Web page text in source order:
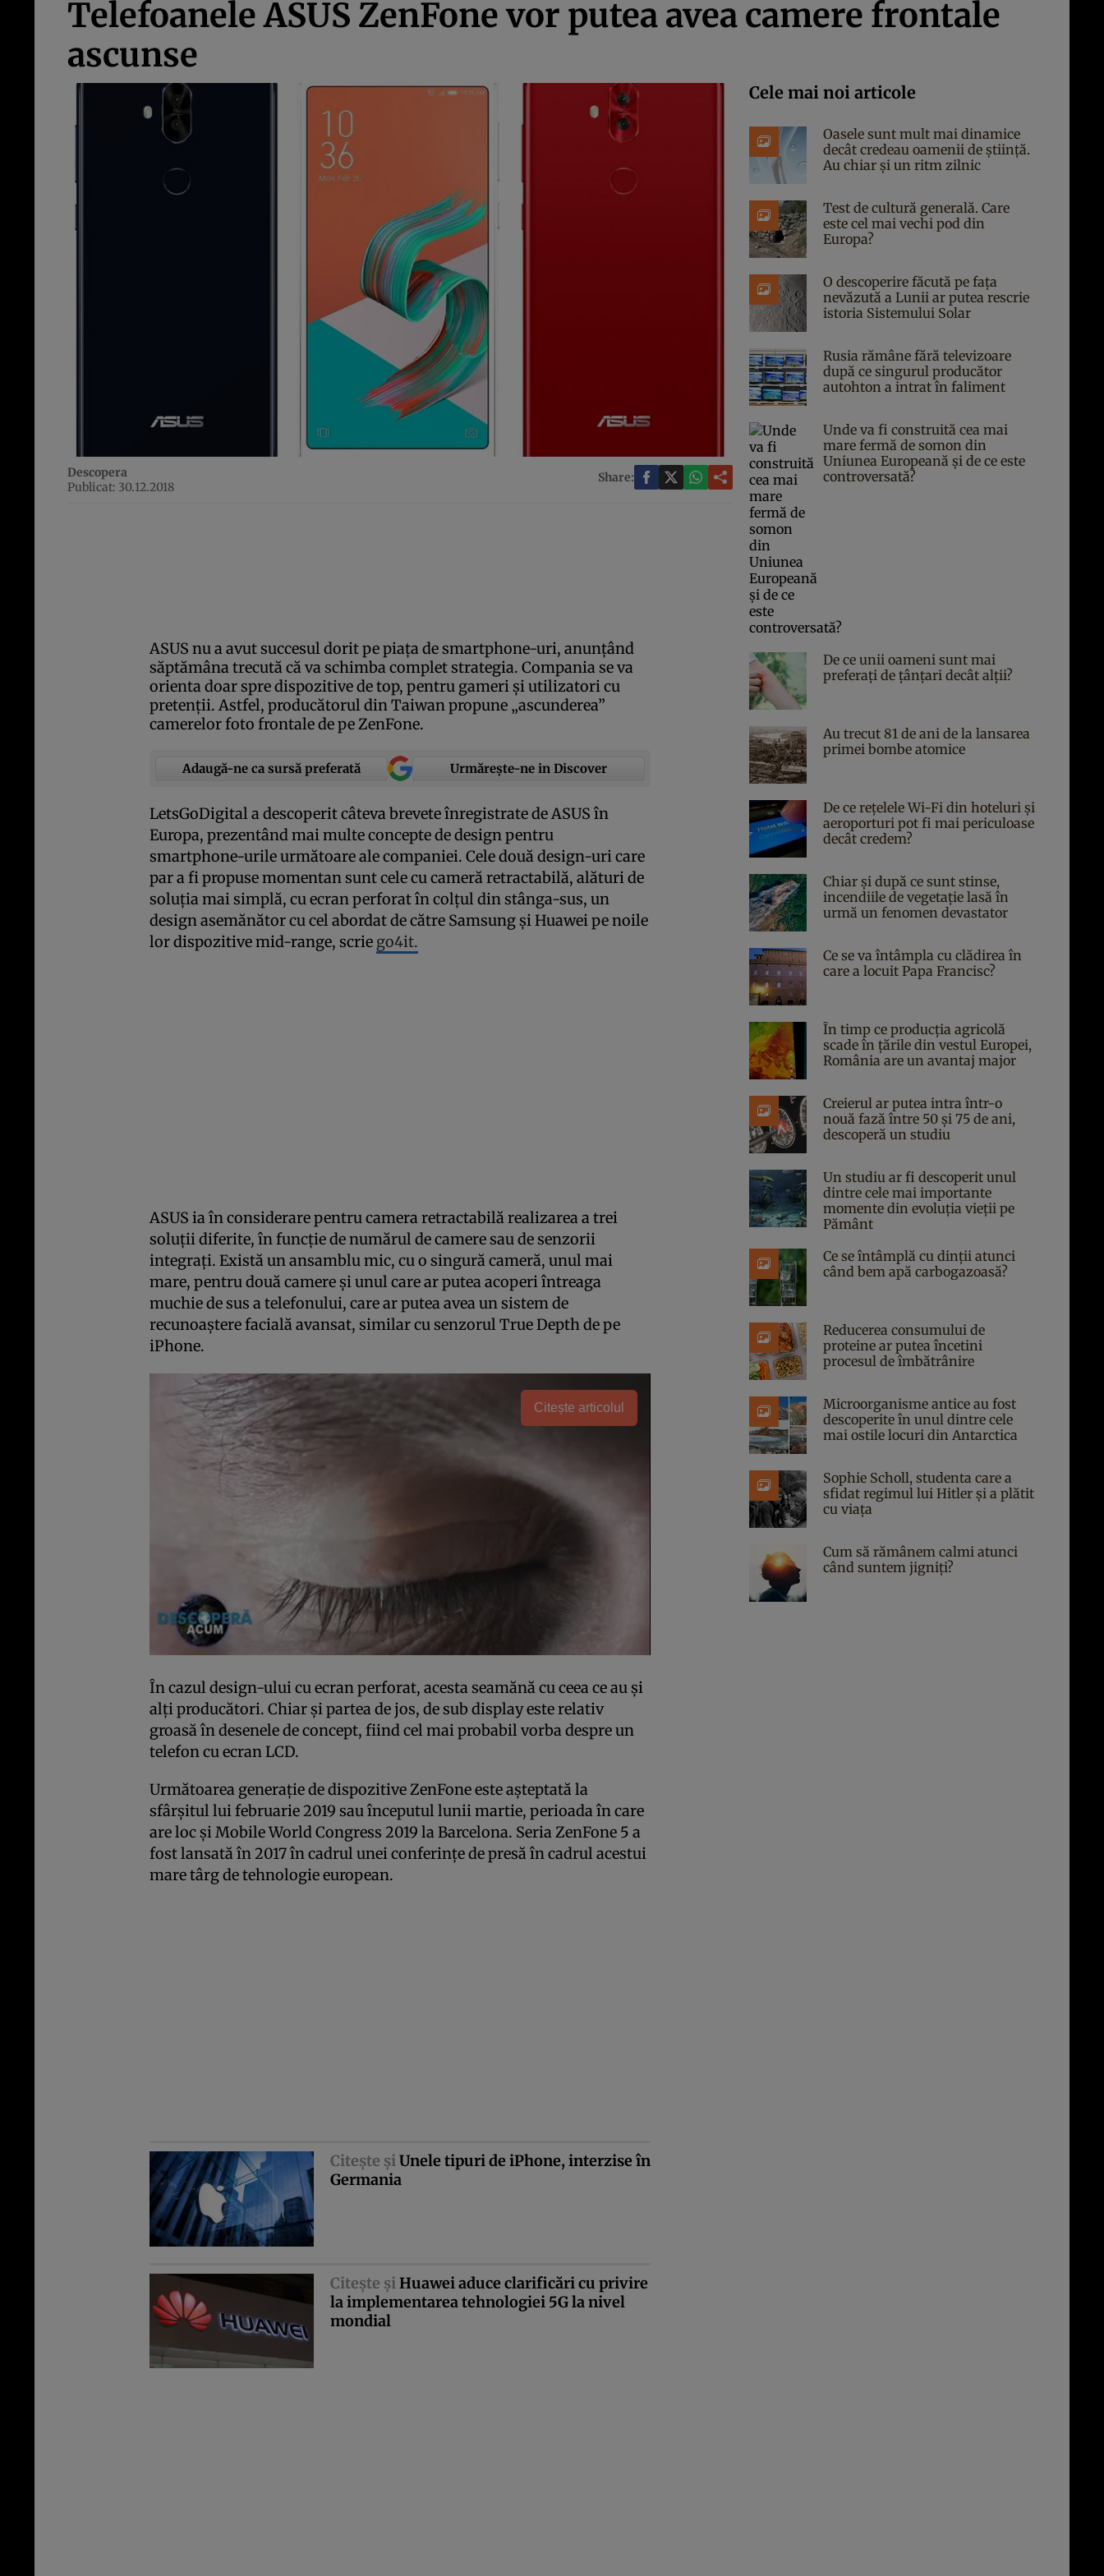
Telefoanele ASUS ZenFone vor putea avea camere frontale
ascunse
Descopera
Publicat: 30.12.2018
Share:
ASUS nu a avut succesul dorit pe piaţa de smartphone-uri, anunţând
săptămâna trecută că va schimba complet strategia. Compania se va
orienta doar spre dispozitive de top, pentru gameri şi utilizatori cu
pretenţii. Astfel, producătorul din Taiwan propune „ascunderea”
camerelor foto frontale de pe ZenFone.
Adaugă-ne ca sursă preferată Urmărește-ne in Discover
LetsGoDigital a descoperit câteva brevete înregistrate de ASUS în
Europa, prezentând mai multe concepte de design pentru
smartphone-urile următoare ale companiei. Cele două design-uri care
par a fi propuse momentan sunt cele cu cameră retractabilă, alături de
soluţia mai simplă, cu ecran perforat în colţul din stânga-sus, un
design asemănător cu cel abordat de către Samsung şi Huawei pe noile
lor dispozitive mid-range, scrie go4it.
ASUS ia în considerare pentru camera retractabilă realizarea a trei
soluţii diferite, în funcţie de numărul de camere sau de senzorii
integraţi. Există un ansamblu mic, cu o singură cameră, unul mai
mare, pentru două camere şi unul care ar putea acoperi întreaga
muchie de sus a telefonului, care ar putea avea un sistem de
recunoaştere facială avansat, similar cu senzorul True Depth de pe
iPhone.
Citește articolul
În cazul design-ului cu ecran perforat, acesta seamănă cu ceea ce au şi
alţi producători. Chiar şi partea de jos, de sub display este relativ
groasă în desenele de concept, fiind cel mai probabil vorba despre un
telefon cu ecran LCD.
Următoarea generaţie de dispozitive ZenFone este aşteptată la
sfârşitul lui februarie 2019 sau începutul lunii martie, perioada în care
are loc şi Mobile World Congress 2019 la Barcelona. Seria ZenFone 5 a
fost lansată în 2017 în cadrul unei conferinţe de presă în cadrul acestui
mare târg de tehnologie european.
Citeşte şiUnele tipuri de iPhone, interzise în
Germania
Citeşte şiHuawei aduce clarificări cu privire
la implementarea tehnologiei 5G la nivel
mondial
Cele mai noi articole
Oasele sunt mult mai dinamice
decât credeau oamenii de știință.
Au chiar și un ritm zilnic
Test de cultură generală. Care
este cel mai vechi pod din
Europa?
O descoperire făcută pe fața
nevăzută a Lunii ar putea rescrie
istoria Sistemului Solar
Rusia rămâne fără televizoare
după ce singurul producător
autohton a intrat în faliment
Unde va fi construită cea mai
mare fermă de somon din
Uniunea Europeană și de ce este
controversată?
De ce unii oameni sunt mai
preferați de țânțari decât alții?
Au trecut 81 de ani de la lansarea
primei bombe atomice
De ce rețelele Wi-Fi din hoteluri și
aeroporturi pot fi mai periculoase
decât credem?
Chiar și după ce sunt stinse,
incendiile de vegetație lasă în
urmă un fenomen devastator
Ce se va întâmpla cu clădirea în
care a locuit Papa Francisc?
În timp ce producția agricolă
scade în țările din vestul Europei,
România are un avantaj major
Creierul ar putea intra într-o
nouă fază între 50 și 75 de ani,
descoperă un studiu
Un studiu ar fi descoperit unul
dintre cele mai importante
momente din evoluția vieții pe
Pământ
Ce se întâmplă cu dinții atunci
când bem apă carbogazoasă?
Reducerea consumului de
proteine ar putea încetini
procesul de îmbătrânire
Microorganisme antice au fost
descoperite în unul dintre cele
mai ostile locuri din Antarctica
Sophie Scholl, studenta care a
sfidat regimul lui Hitler și a plătit
cu viața
Cum să rămânem calmi atunci
când suntem jigniți?